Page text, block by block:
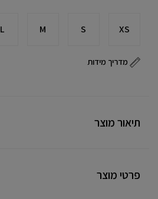
XS
S
M
L
מדריך מידות
תיאור מוצר
פרטי מוצר